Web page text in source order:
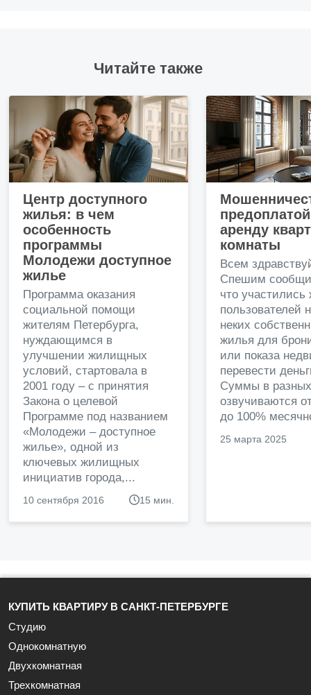
Читайте также
Центр доступного
жилья: в чем
особенность
программы
Молодежи доступное
жилье
Программа оказания
социальной помощи
жителям Петербурга,
нуждающимся в
улучшении жилищных
условий, стартовала в
2001 году – с принятия
Закона о целевой
Программе под названием
«Молодежи – доступное
жилье», одной из
ключевых жилищных
инициатив города,...
10 сентября 2016 15 мин.
аренду
комнаты
Всем
Спешим
что
пользователей
неких
жилья для
или показа
перевести
Суммы в
озвучиваются
до 100%
25 марта 2025
КУПИТЬ КВАРТИРУ В САНКТ-ПЕТЕРБУРГЕ
Студию
Однокомнатную
Двухкомнатная
Трехкомнатная